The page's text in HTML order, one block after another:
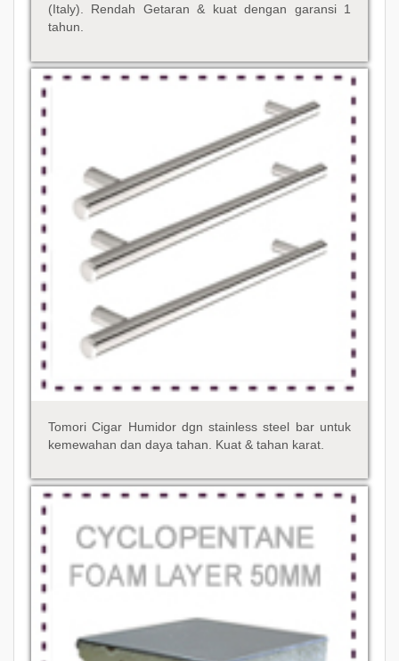
(Italy). Rendah Getaran & kuat dengan garansi 1
tahun.
Tomori Cigar Humidor dgn stainless steel bar untuk
kemewahan dan daya tahan. Kuat & tahan karat.